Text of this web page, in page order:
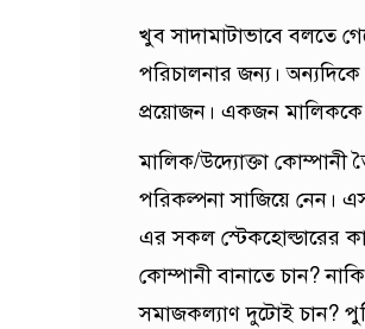
খুব সাদামাটাভাবে বলতে
পরিচালনার জন্য।
প্রয়োজন। একজন মালিককে
মালিক/উদ্যোক্তা কোম্পানী
পরিকল্পনা সাজিয়ে নেন।
এর সকল স্টেকহোল্ডারের
কোম্পানী বানাতে চান?
সমাজকল্যাণ দুটোই চান?